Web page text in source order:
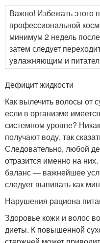
Важно! Избежать этого
профессиональной
минимум 2 недель
затем следует
увлажняющим и
Дефицит жидкости
Как вылечить волосы от
если в организме
системном уровне?
получают воду, так
Следовательно, любой
отразится именно на
баланс — важнейшее
следует выпивать как
Нарушения рациона
Здоровье кожи и волос
диеты. К повышенной